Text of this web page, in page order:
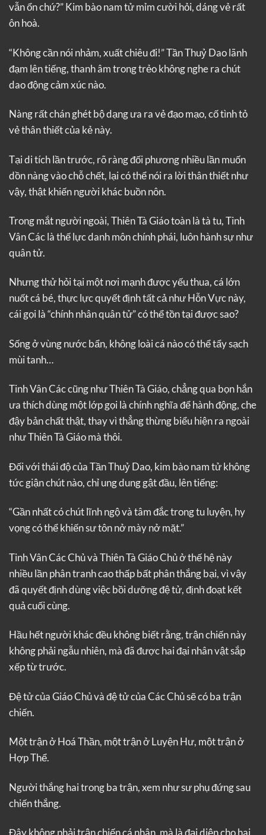
vẫn ổn chứ?” Kim bào nam tử mỉm cười hỏi, dáng vẻ rất
ôn hoà.
“Không cần nói nhảm, xuất chiêu đi!” Tần Thuỷ Dao lãnh
đạm lên tiếng, thanh âm trong trẻo không nghe ra chút
dao động cảm xúc nào.
Nàng rất chán ghét bộ dạng ưa ra vẻ đạo mạo, cố tình tỏ
vẻ thân thiết của kẻ này.
Tại di tích lần trước, rõ ràng đối phương nhiều lần muốn
dồn nàng vào chỗ chết, lại có thể nói ra lời thân thiết như
vậy, thật khiến người khác buồn nôn.
Trong mắt người ngoài, Thiên Tà Giáo toàn là tà tu, Tinh
Vân Các là thế lực danh môn chính phái, luôn hành sự như
quân tử.
Nhưng thử hỏi tại một nơi mạnh được yếu thua, cá lớn
nuốt cá bé, thực lực quyết định tất cả như Hỗn Vực này,
cái gọi là “chính nhân quân tử” có thể tồn tại được sao?
Sống ở vùng nước bẩn, không loài cá nào có thể tẩy sạch
mùi tanh…
Tinh Vân Các cũng như Thiên Tà Giáo, chẳng qua bọn hắn
ưa thích dùng một lớp gọi là chính nghĩa để hành động, che
đậy bản chất thật, thay vì thẳng thừng biểu hiện ra ngoài
như Thiên Tà Giáo mà thôi.
Đối với thái độ của Tần Thuỷ Dao, kim bào nam tử không
tức giận chút nào, chỉ ung dung gật đầu, lên tiếng:
“Gần nhất có chút lĩnh ngộ và tâm đắc trong tu luyện, hy
vọng có thể khiến sư tôn nở mày nở mặt.”
Tinh Vân Các Chủ và Thiên Tà Giáo Chủ ở thế hệ này
nhiều lần phân tranh cao thấp bất phân thắng bại, vì vậy
đã quyết định dùng việc bồi dưỡng đệ tử, định đoạt kết
quả cuối cùng.
Hầu hết người khác đều không biết rằng, trận chiến này
không phải ngẫu nhiên, mà đã được hai đại nhân vật sắp
xếp từ trước.
Đệ tử của Giáo Chủ và đệ tử của Các Chủ sẽ có ba trận
chiến.
Một trận ở Hoá Thần, một trận ở Luyện Hư, một trận ở
Hợp Thể.
Người thắng hai trong ba trận, xem như sư phụ đứng sau
chiến thắng.
Đây không phải trận chiến cá nhân, mà là đại diện cho hai